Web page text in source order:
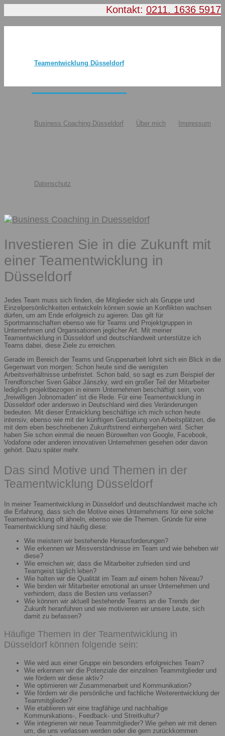
Kontakt: 0211. 1636 5917
Teamentwicklung Düsseldorf
Business Coaching Düsseldorf Über mich Impressum
Datenschutz
Investieren Sie in die Zukunft mit
einer Teamentwicklung in
Düsseldorf
Jedes Team muss sich finden, die Mitglieder sich als Gruppe und
Einzelpersönlichkeiten entwickeln können sowie an Konflikten wachsen
dürfen, um am Ende erfolgreich zu agieren. Das gilt für
Sportmannschaften ebenso wie für Teams und Projektgruppen in
Unternehmen und Organisationen jeglicher Art. Mit meiner
Teamentwicklung in Düsseldorf und deutschlandweit unterstütze ich
Teams dabei, diese Ziele zu erreichen.
Gerade im Bereich der Teams und Gruppenarbeit lohnt sich ein Blick in die
Gegenwart von morgen: Schon heute sind die wenigsten
Arbeitsverhältnisse unbefristet. Schon bald, so sagt es zum Beispiel der
Trendforscher Sven Gábor Jánszky, wird ein großer Teil der Mitarbeiter
lediglich projektbezogen in einem Unternehmen beschäftigt sein, von
„freiwilligen Jobnomaden“ ist die Rede. Für eine Teamentwicklung in
Düsseldorf oder anderswo in Deutschland wird dies Veränderungen
bedeuten. Mit dieser Entwicklung beschäftige ich mich schon heute
intensiv, ebenso wie mit der künftigen Gestaltung von Arbeitsplätzen, die
mit dem eben beschriebenen Zukunftstrend einhergehen wird. Sicher
haben Sie schon einmal die neuen Bürowelten von Google, Facebook,
Vodafone oder anderen innovativen Unternehmen gesehen oder davon
gehört. Dazu später mehr.
Das sind Motive und Themen in der
Teamentwicklung Düsseldorf
In meiner Teamentwicklung in Düsseldorf und deutschlandweit mache ich
die Erfahrung, dass sich die Motive eines Unternehmens für eine solche
Teamentwicklung oft ähneln, ebenso wie die Themen. Gründe für eine
Teamentwicklung sind häufig diese:
Wie meistern wir bestehende Herausforderungen?
Wie erkennen wir Missverständnisse im Team und wie beheben wir
diese?
Wie erreichen wir, dass die Mitarbeiter zufrieden sind und
Teamgeist täglich leben?
Wie halten wir die Qualität im Team auf einem hohen Niveau?
Wie binden wir Mitarbeiter emotional an unser Unternehmen und
verhindern, dass die Besten uns verlassen?
Wie können wir aktuell bestehende Teams an die Trends der
Zukunft heranführen und wie motivieren wir unsere Leute, sich
damit zu befassen?
Häufige Themen in der Teamentwicklung in
Düsseldorf können folgende sein:
Wie wird aus einer Gruppe ein besonders erfolgreiches Team?
Wie erkennen wir die Potenziale der einzelnen Teammitglieder und
wie fördern wir diese aktiv?
Wie optimieren wir Zusammenarbeit und Kommunikation?
Wie fördern wir die persönliche und fachliche Weiterentwicklung der
Teammitglieder?
Wie etablieren wir eine tragfähige und nachhaltige
Kommunikations-, Feedback- und Streitkultur?
Wie integrieren wir neue Teammitglieder? Wie gehen wir mit denen
um, die uns verlassen werden oder die gern zurückkommen